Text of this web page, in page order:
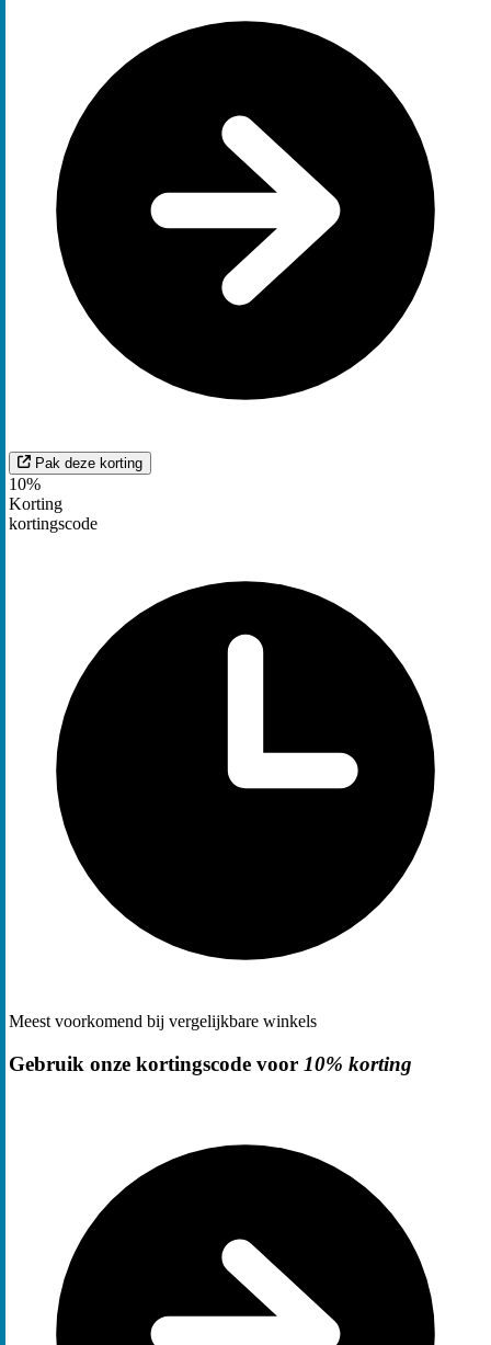
Pak deze korting
10%
Korting
kortingscode
Meest voorkomend bij vergelijkbare winkels
Gebruik onze kortingscode voor 10% korting